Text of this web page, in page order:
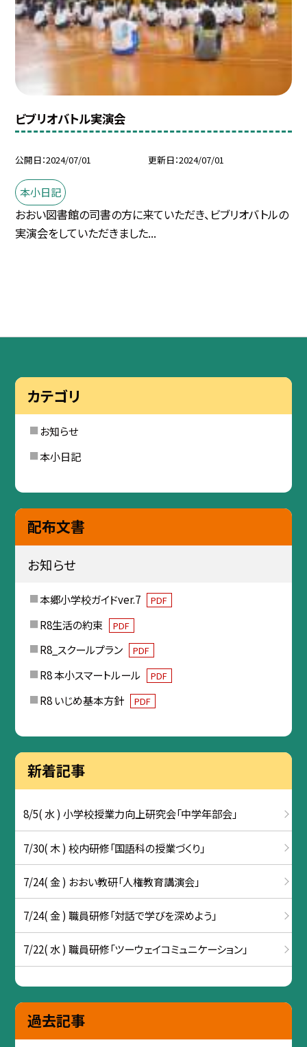
ビブリオバトル実演会
公開日 2024/07/01 更新日 2024/07/01
本小日記
おおい図書館の司書の方に来ていただき、ビブリオバトルの
実演会をしていただきました...
カテゴリ
お知らせ
本小日記
配布文書
お知らせ
本郷小学校ガイドver.7 PDF
R8生活の約束 PDF
R8_スクールプラン PDF
R8 本小スマートルール PDF
R8 いじめ基本方針 PDF
新着記事
8/5( 水 ) 小学校授業力向上研究会「中学年部会」
7/30( 木 ) 校内研修「国語科の授業づくり」
7/24( 金 ) おおい教研「人権教育講演会」
7/24( 金 ) 職員研修「対話で学びを深めよう」
7/22( 水 ) 職員研修「ツーウェイコミュニケーション」
過去記事